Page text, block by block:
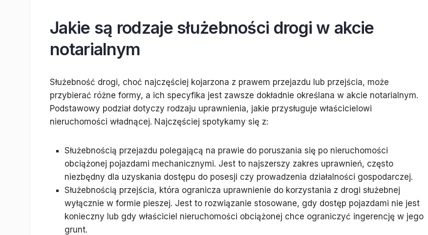
Jakie są rodzaje służebności drogi w akcie
notarialnym
Służebność drogi, choć najczęściej kojarzona z prawem przejazdu lub przejścia, może
przybierać różne formy, a ich specyfika jest zawsze dokładnie określana w akcie notarialnym.
Podstawowy podział dotyczy rodzaju uprawnienia, jakie przysługuje właścicielowi
nieruchomości władnącej. Najczęściej spotykamy się z:
Służebnością przejazdu polegającą na prawie do poruszania się po nieruchomości
obciążonej pojazdami mechanicznymi. Jest to najszerszy zakres uprawnień, często
niezbędny dla uzyskania dostępu do posesji czy prowadzenia działalności gospodarczej.
Służebnością przejścia, która ogranicza uprawnienie do korzystania z drogi służebnej
wyłącznie w formie pieszej. Jest to rozwiązanie stosowane, gdy dostęp pojazdami nie jest
konieczny lub gdy właściciel nieruchomości obciążonej chce ograniczyć ingerencję w jego
grunt.